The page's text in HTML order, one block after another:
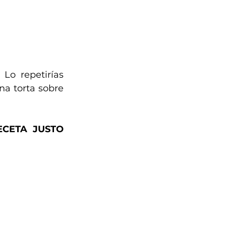
repetirías
torta sobre
JUSTO